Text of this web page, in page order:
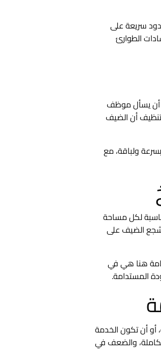
سريعة على
الطوارئ
أن يسأل موظف
أن الضيف
ولباقة، مع
لكل مساحة
الضيف على
هنا هي في
المستدامة.
أو أن تكون الخدمة
والضعف في